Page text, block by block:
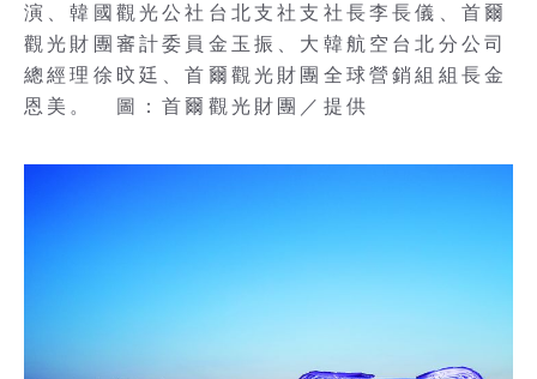
演、韓國觀光公社台北支社支社長李長儀、首爾
觀光財團審計委員金玉振、大韓航空台北分公司
總經理徐旼廷、首爾觀光財團全球營銷組組長金
恩美。 圖：首爾觀光財團／提供